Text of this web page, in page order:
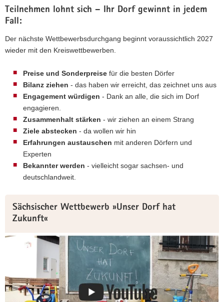
(© LfULG, Markus Thieme)
Die Bundes-Jury auf der Handwerkermeile
Teilnehmen lohnt sich – Ihr Dorf gewinnt in jedem
Fall:
Der nächste Wettbewerbsdurchgang beginnt voraussichtlich 2027
wieder mit den Kreiswettbewerben.
Preise und Sonderpreise für die besten Dörfer
Bilanz ziehen - das haben wir erreicht, das zeichnet uns aus
Engagement würdigen - Dank an alle, die sich im Dorf
engagieren.
Zusammenhalt stärken - wir ziehen an einem Strang
Ziele abstecken - da wollen wir hin
Erfahrungen austauschen mit anderen Dörfern und
Experten
Bekannter werden - vielleicht sogar sachsen- und
deutschlandweit.
Sächsischer Wettbewerb »Unser Dorf hat
Zukunft«